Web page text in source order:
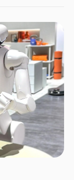
로 문제 해결 방식을
브는 기존 제품에 AI
제를 AI를 중심으로
파트너 더밀크는
품과 조직, 산업 구조를
다. 🚀 더밀크 멤버십